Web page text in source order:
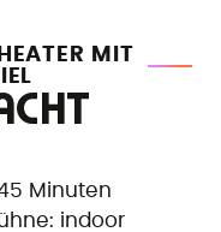
MIT
Minuten
indoor